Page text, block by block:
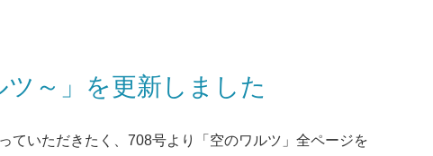
～」を更新しました
ていただきたく、708号より「空のワルツ」全ページを